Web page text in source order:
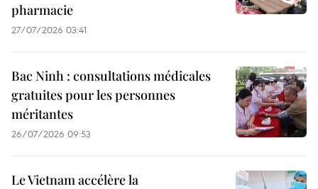
pharmacie
27/07/2026 03:41
Bac Ninh : consultations médicales
gratuites pour les personnes
méritantes
26/07/2026 09:53
Le Vietnam accélère la